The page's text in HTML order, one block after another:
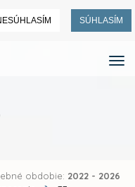
SÚHLASÍM
obdobie: 2022 - 2026